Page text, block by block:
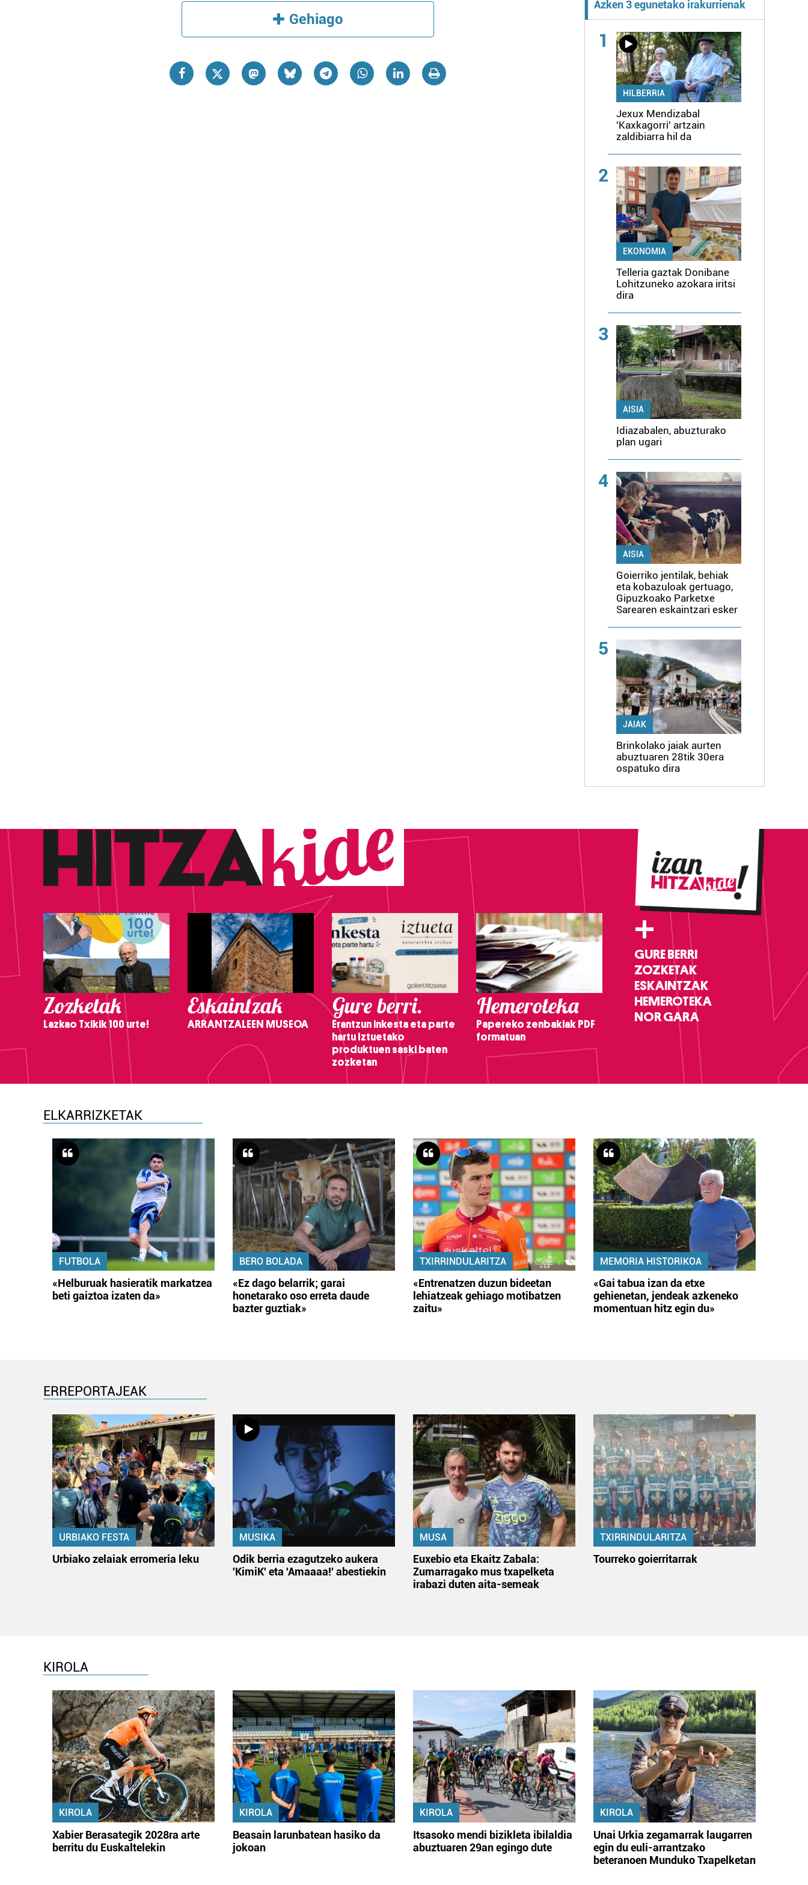
Gehiago
Azken 3 egunetako irakurrienak
1
HILBERRIA
Jexux Mendizabal
'Kaxkagorri' artzain
zaldibiarra hil da
2
EKONOMIA
Telleria gaztak Donibane
Lohitzuneko azokara iritsi
dira
3
AISIA
Idiazabalen, abuzturako
plan ugari
4
AISIA
Goierriko jentilak, behiak
eta kobazuloak gertuago,
Gipuzkoako Parketxe
Sarearen eskaintzari esker
5
JAIAK
Brinkolako jaiak aurten
abuztuaren 28tik 30era
ospatuko dira
Zozketak
Lazkao Txikik 100 urte!
Eskaintzak
ARRANTZALEEN MUSEOA
Gure berri.
Erantzun inkesta eta parte
hartu Iztuetako
produktuen saski baten
zozketan
Hemeroteka
Papereko zenbakiak PDF
formatuan
+
GURE BERRI
ZOZKETAK
ESKAINTZAK
HEMEROTEKA
NOR GARA
ELKARRIZKETAK
FUTBOLA
«Helburuak hasieratik markatzea
beti gaiztoa izaten da»
BERO BOLADA
«Ez dago belarrik; garai
honetarako oso erreta daude
bazter guztiak»
TXIRRINDULARITZA
«Entrenatzen duzun bideetan
lehiatzeak gehiago motibatzen
zaitu»
MEMORIA HISTORIKOA
«Gai tabua izan da etxe
gehienetan, jendeak azkeneko
momentuan hitz egin du»
ERREPORTAJEAK
URBIAKO FESTA
Urbiako zelaiak erromeria leku
MUSIKA
Odik berria ezagutzeko aukera
'KimiK' eta 'Amaaaa!' abestiekin
MUSA
Euxebio eta Ekaitz Zabala:
Zumarragako mus txapelketa
irabazi duten aita-semeak
TXIRRINDULARITZA
Tourreko goierritarrak
KIROLA
KIROLA
Xabier Berasategik 2028ra arte
berritu du Euskaltelekin
KIROLA
Beasain larunbatean hasiko da
jokoan
KIROLA
Itsasoko mendi bizikleta ibilaldia
abuztuaren 29an egingo dute
KIROLA
Unai Urkia zegamarrak laugarren
egin du euli-arrantzako
beteranoen Munduko Txapelketan